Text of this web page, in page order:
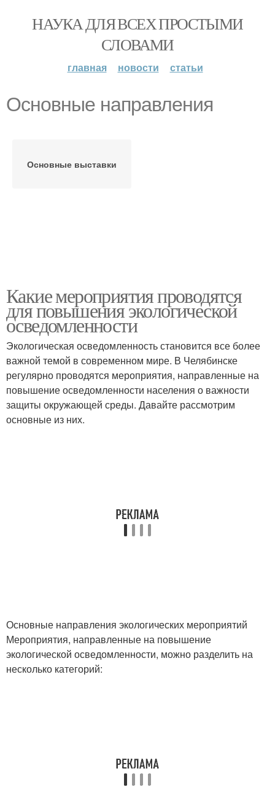
НАУКА ДЛЯ ВСЕХ ПРОСТЫМИ
СЛОВАМИ
главная новости статьи
Основные направления
Основные выставки
Какие мероприятия проводятся
для повышения экологической
осведомленности
Экологическая осведомленность становится все более
важной темой в современном мире. В Челябинске
регулярно проводятся мероприятия, направленные на
повышение осведомленности населения о важности
защиты окружающей среды. Давайте рассмотрим
основные из них.
Основные направления экологических мероприятий
Мероприятия, направленные на повышение
экологической осведомленности, можно разделить на
несколько категорий: